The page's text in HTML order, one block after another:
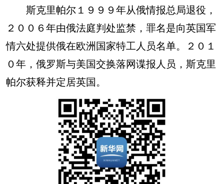
斯克里帕尔１９９９年从俄情报总局退役，
２００６年由俄法庭判处监禁，罪名是向英国军
情六处提供俄在欧洲国家特工人员名单。２０１
０年，俄罗斯与美国交换落网谍报人员，斯克里
帕尔获释并定居英国。